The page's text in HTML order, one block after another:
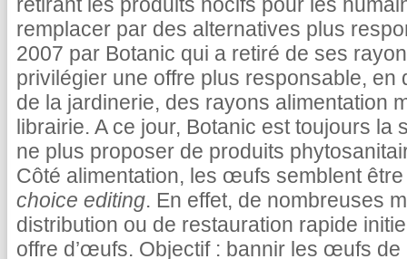
remplacer par des alternatives plus
2007 par Botanic qui a retiré de ses
privilégier une offre plus responsable, en
de la jardinerie, des rayons alimentation
librairie. A ce jour, Botanic est toujours
ne plus proposer de produits
Côté alimentation, les œufs semblent
choice editing. En effet, de nombreuses
distribution ou de restauration rapide
offre d’œufs. Objectif : bannir les œufs